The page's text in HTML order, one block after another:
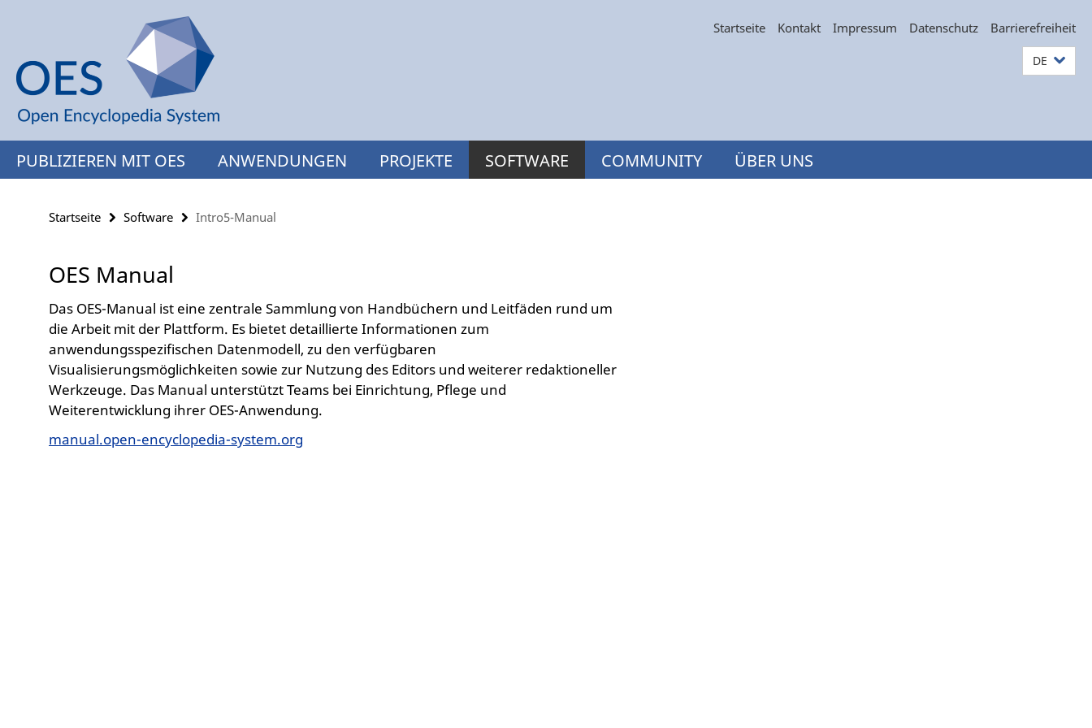
Inhalt
Startseite Kontakt Impressum Datenschutz Barrierefreiheit
DE
PUBLIZIEREN MIT OES ANWENDUNGEN PROJEKTE SOFTWARE COMMUNITY ÜBER UNS
Startseite Software Intro5-Manual
OES Manual
Das OES-Manual ist eine zentrale Sammlung von Handbüchern und Leitfäden rund um
die Arbeit mit der Plattform. Es bietet detaillierte Informationen zum
anwendungsspezifischen Datenmodell, zu den verfügbaren
Visualisierungsmöglichkeiten sowie zur Nutzung des Editors und weiterer redaktioneller
Werkzeuge. Das Manual unterstützt Teams bei Einrichtung, Pflege und
Weiterentwicklung ihrer OES-Anwendung.
manual.open-encyclopedia-system.org